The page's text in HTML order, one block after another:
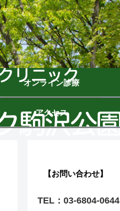
オンライン診療
アクセス
【お問い合わせ】
TEL：03-6804-0644